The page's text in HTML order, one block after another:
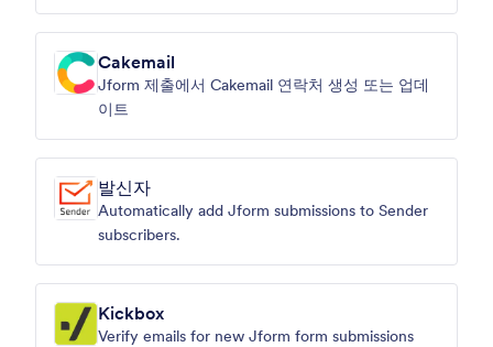
Cakemail
Jform 제출에서 Cakemail 연락처 생성 또는 업데
이트
발신자
Automatically add Jform submissions to Sender
subscribers.
Kickbox
Verify emails for new Jform form submissions